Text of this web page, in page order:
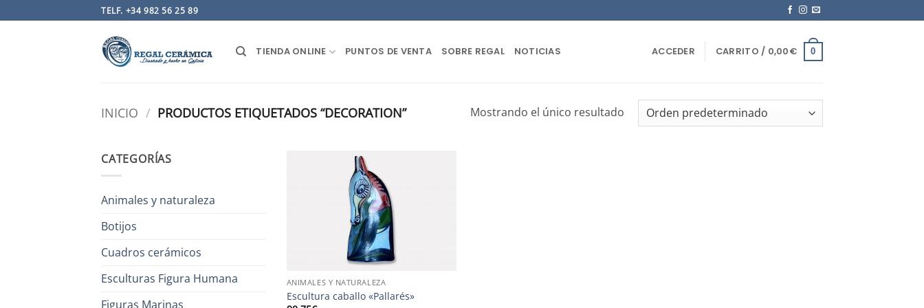
al
TELF. +34 982 56 25 89
TIENDA ONLINE PUNTOS DE VENTA SOBRE REGAL NOTICIAS ACCEDER CARRITO / 0,00€ 0
INICIO / PRODUCTOS ETIQUETADOS “DECORATION” Mostrando el único resultado
CATEGORÍAS
Animales y naturaleza
Botijos
Cuadros cerámicos
Esculturas Figura Humana
Figuras Marinas
ANIMALES Y NATURALEZA
Escultura caballo «Pallarés»